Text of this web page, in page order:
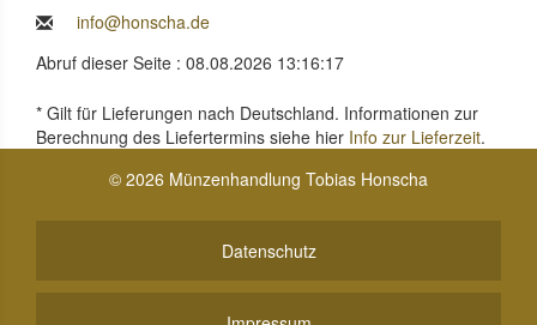
info@honscha.de
Abruf dieser Seite : 08.08.2026 13:16:17
* Gilt für Lieferungen nach Deutschland. Informationen zur
Berechnung des Liefertermins siehe hier Info zur Lieferzeit.
© 2026 Münzenhandlung Tobias Honscha
Datenschutz